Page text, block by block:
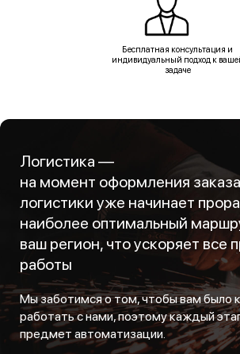
Бесплатная консультация и
индивидуальный подход к
задаче
Логистика —
на момент оформления
логистики уже начинает
наиболее оптимальный
ваш регион, что ускоряет все
работы
Мы заботимся о том, чтобы вам было
работать с нами, поэтому каждый
предмет автоматизации.